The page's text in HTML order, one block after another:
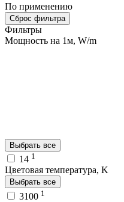
По применению
Сброс фильтра
Фильтры
Мощность на 1м, W/m
Выбрать все
14 1
Цветовая температура, K
Выбрать все
3100 1